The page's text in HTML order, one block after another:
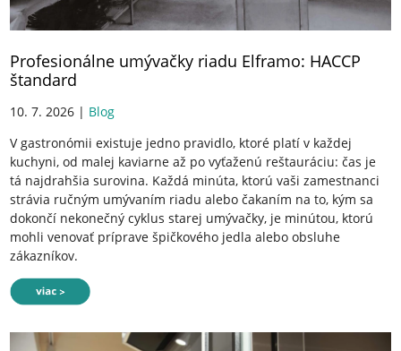
Profesionálne umývačky riadu Elframo: HACCP
štandard
10. 7. 2026 | Blog
V gastronómii existuje jedno pravidlo, ktoré platí v každej
kuchyni, od malej kaviarne až po vyťaženú reštauráciu: čas je
tá najdrahšia surovina. Každá minúta, ktorú vaši zamestnanci
strávia ručným umývaním riadu alebo čakaním na to, kým sa
dokončí nekonečný cyklus starej umývačky, je minútou, ktorú
mohli venovať príprave špičkového jedla alebo obsluhe
zákazníkov.